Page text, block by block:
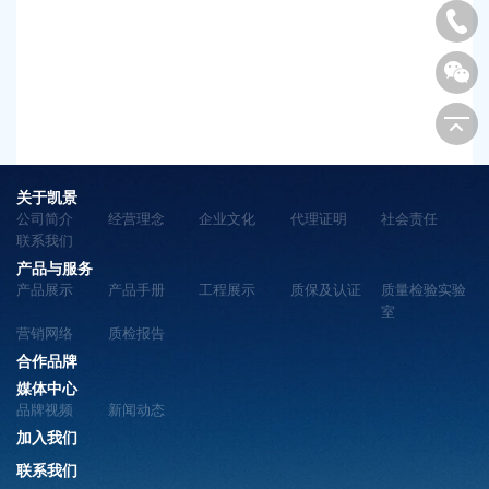
关于凯景
公司简介 经营理念 企业文化 代理证明
社会责任
联系我们
产品与服务
产品展示 产品手册 工程展示 质保及认证
质量检验实验
室
营销网络
质检报告
合作品牌
媒体中心
品牌视频 新闻动态
加入我们
联系我们